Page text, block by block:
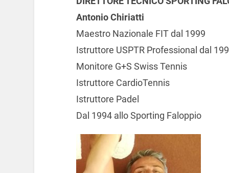
Antonio Chiriatti
Maestro Nazionale FIT dal 1999
Istruttore USPTR Professional dal
Monitore G+S Swiss Tennis
Istruttore CardioTennis
Istruttore Padel
Dal 1994 allo Sporting Faloppio